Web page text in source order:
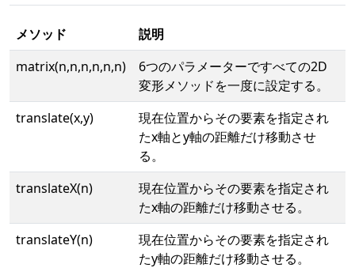
メソッド
説明
matrix(n,n,n,n,n,n)
6つのパラメーターですべての2D
変形メソッドを一度に設定する。
translate(x,y)
現在位置からその要素を指定され
たx軸とy軸の距離だけ移動させ
る。
translateX(n)
現在位置からその要素を指定され
たx軸の距離だけ移動させる。
translateY(n)
現在位置からその要素を指定され
たy軸の距離だけ移動させる。